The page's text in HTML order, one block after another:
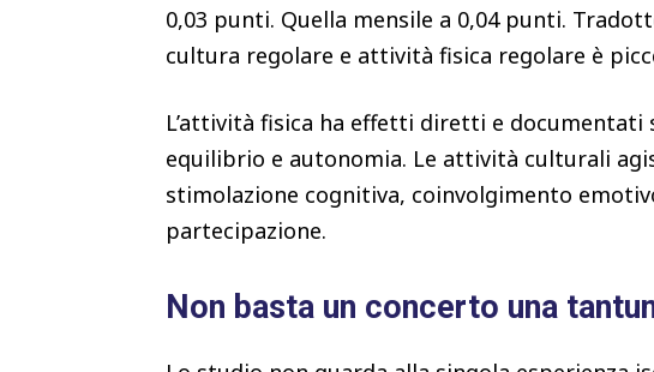
0,03 punti. Quella mensile a 0,04 punti.
cultura regolare e attività fisica regolare è
L’attività fisica ha effetti diretti e documentati
equilibrio e autonomia. Le attività culturali
stimolazione cognitiva, coinvolgimento
partecipazione.
Non basta un concerto una